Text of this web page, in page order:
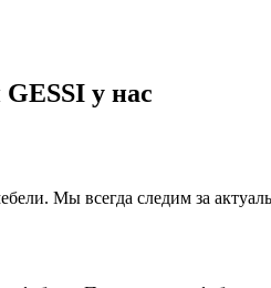
у нас
Мы всегда следим за